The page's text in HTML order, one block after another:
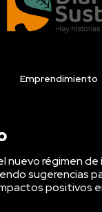
Emprendimiento
nuevo régimen de
sugerencias
positivos